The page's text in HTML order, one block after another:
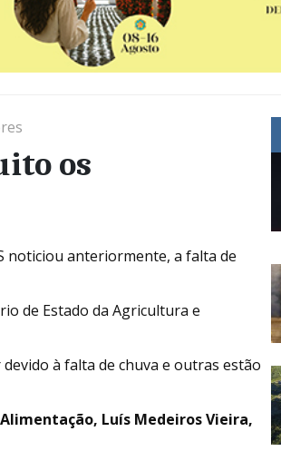
os
noticiou anteriormente, a falta de
de Estado da Agricultura e
à falta de chuva e outras estão
Luís Medeiros Vieira,